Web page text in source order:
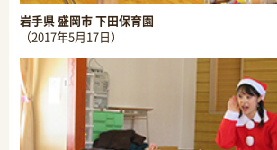
岩手県 盛岡市 下田保育園
（2017年5月17日）